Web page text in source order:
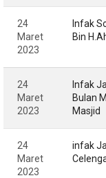
24
Maret
2023
Infak
Bin
24
Maret
2023
Infak
Bulan
Masjid
24
Maret
2023
infak